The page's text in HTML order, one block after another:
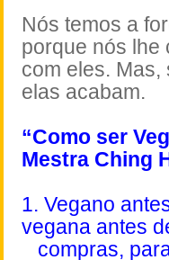
Nós temos a
porque nós lhe
com eles.
elas acabam.
“Como ser
Mestra Ching
1. Vegano
vegana antes
compras,